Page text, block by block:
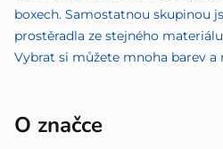
boxech. Samostatnou skupinou
prostěradla ze stejného
Vybrat si můžete mnoha barev a
O značce